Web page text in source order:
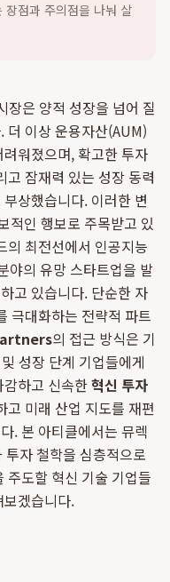
장점과 주의점을 나눠 살
장은 양적 성장을 넘어 질
더 이상 운용자산(AUM)
워졌으며, 확고한 투자
고 잠재력 있는 성장 동력
상했습니다. 이러한 변
적인 행보로 주목받고 있
의 최전선에서 인공지능
야의 유망 스타트업을 발
고 있습니다. 단순한 자
극대화하는 전략적 파트
의 접근 방식은 기
성장 단계 기업들에게
하고 신속한혁신 투자
고 미래 산업 지도를 재편
. 본 아티클에서는 뮤렉
투자 철학을 심층적으로
주도할 혁신 기술 기업들
겠습니다.